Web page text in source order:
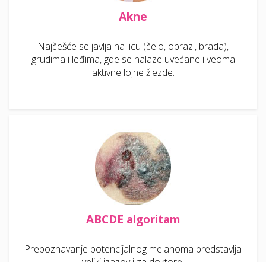
Akne
Najčešće se javlja na licu (čelo, obrazi, brada),
grudima i leđima, gde se nalaze uvećane i veoma
aktivne lojne žlezde.
ABCDE algoritam
Prepoznavanje potencijalnog melanoma predstavlja